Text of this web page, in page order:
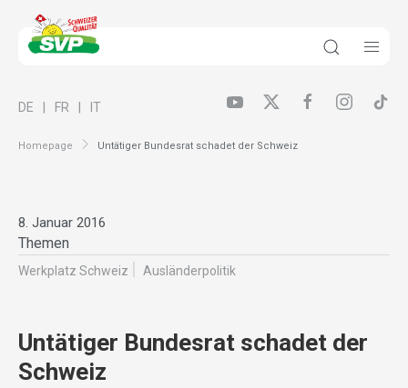
Homepage Untätiger Bundesrat schadet der Schweiz
DE FR IT
8. Januar 2016
Themen
Werkplatz Schweiz Ausländer­politik
Untätiger Bundesrat schadet der
Schweiz